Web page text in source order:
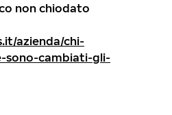
non chiodato
azienda/chi-
sono-cambiati-gli-